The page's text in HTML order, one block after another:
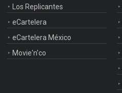
Los Replicantes
eCartelera
eCartelera México
Movie'n'co